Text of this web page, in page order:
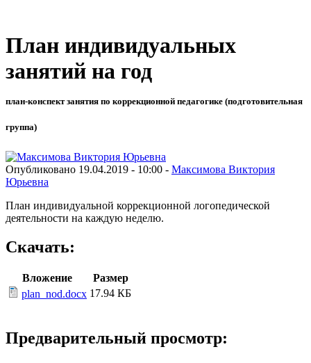
План индивидуальных
занятий на год
план-конспект занятия по коррекционной педагогике (подготовительная
группа)
Опубликовано 19.04.2019 - 10:00 - Максимова Виктория
Юрьевна
План индивидуальной коррекционной логопедической
деятельности на каждую неделю.
Скачать:
Вложение
Размер
plan_nod.docx 17.94 КБ
Предварительный просмотр: